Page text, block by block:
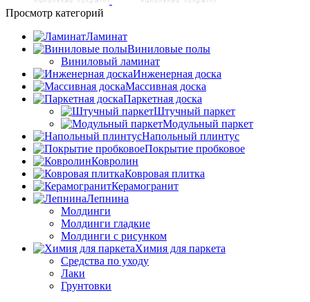
Просмотр категорий
Ламинат
Виниловые полы
Виниловый ламинат
Инженерная доска
Массивная доска
Паркетная доска
Штучный паркет
Модульный паркет
Напольный плинтус
Покрытие пробковое
Ковролин
Ковровая плитка
Керамогранит
Лепнина
Молдинги
Молдинги гладкие
Молдинги с рисунком
Химия для паркета
Средства по уходу
Лаки
Грунтовки